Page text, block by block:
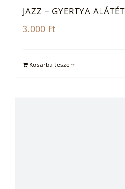
JAZZ – GYERTYA ALÁTÉT
3.000 Ft
Kosárba teszem